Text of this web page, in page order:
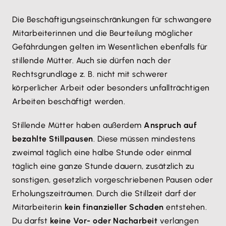
Die Beschäftigungseinschränkungen für schwangere
Mitarbeiterinnen und die Beurteilung möglicher
Gefährdungen gelten im Wesentlichen ebenfalls für
stillende Mütter. Auch sie dürfen nach der
Rechtsgrundlage z. B. nicht mit schwerer
körperlicher Arbeit oder besonders unfallträchtigen
Arbeiten beschäftigt werden.
Stillende Mütter haben außerdemAnspruch auf
bezahlte Stillpausen. Diese müssen mindestens
zweimal täglich eine halbe Stunde oder einmal
täglich eine ganze Stunde dauern, zusätzlich zu
sonstigen, gesetzlich vorgeschriebenen Pausen oder
Erholungszeiträumen. Durch die Stillzeit darf der
Mitarbeiterin kein finanzieller Schaden entstehen.
Du darfst keine Vor- oder Nacharbeit verlangen